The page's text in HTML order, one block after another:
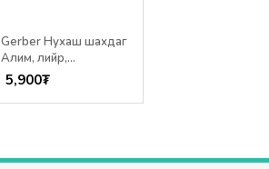
Gerber Нухаш шахдаг
Алим, лийр,
бөөрөлзгөнө 80гр /6+
сар/
5,900₮